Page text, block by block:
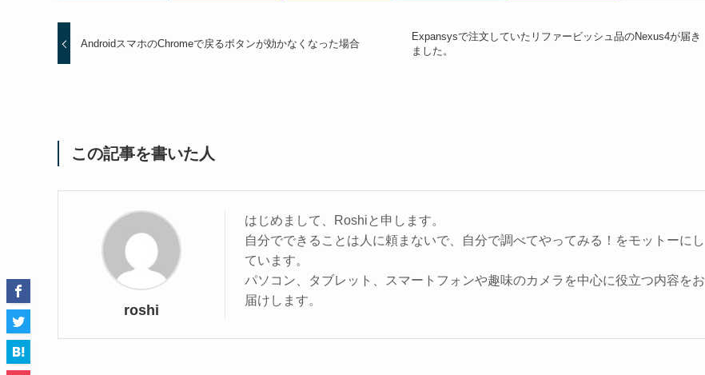
AndroidスマホのChromeで戻るボタンが効かなくなった場合
Expansysで注文していたリファービッシュ品のNexus4が届き
ました。
この記事を書いた人
roshi
はじめまして、Roshiと申します。
自分でできることは人に頼まないで、自分で調べてやってみる！をモットーにし
ています。
パソコン、タブレット、スマートフォンや趣味のカメラを中心に役立つ内容をお
届けします。